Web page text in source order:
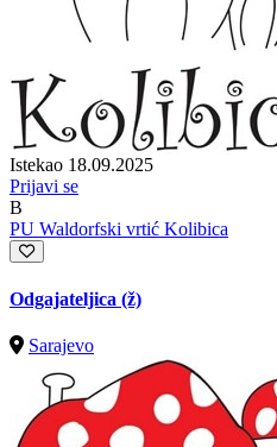
Istekao 18.09.2025
Prijavi se
B
PU Waldorfski vrtić Kolibica
Odgajateljica (ž)
Sarajevo